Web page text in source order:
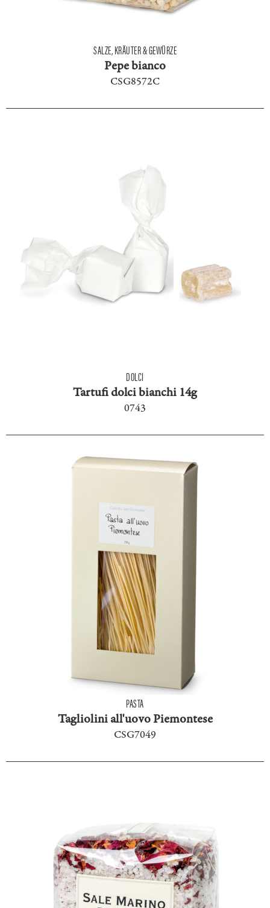
SALZE, KRÄUTER & GEWÜRZE
Pepe bianco
CSG8572C
DOLCI
Tartufi dolci bianchi 14g
0743
PASTA
Tagliolini all'uovo Piemontese
CSG7049